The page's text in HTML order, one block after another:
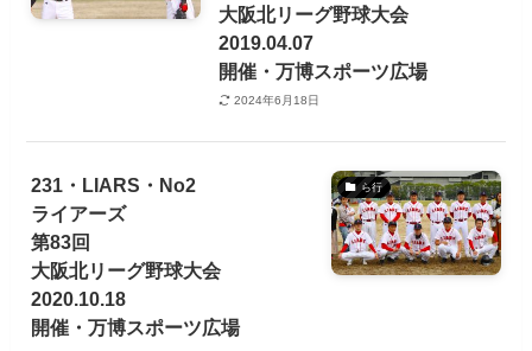
大阪北リーグ野球大会
2019.04.07
開催・万博スポーツ広場
2024年6月18日
ら行
231・LIARS・No2
ライアーズ
第83回
大阪北リーグ野球大会
2020.10.18
開催・万博スポーツ広場